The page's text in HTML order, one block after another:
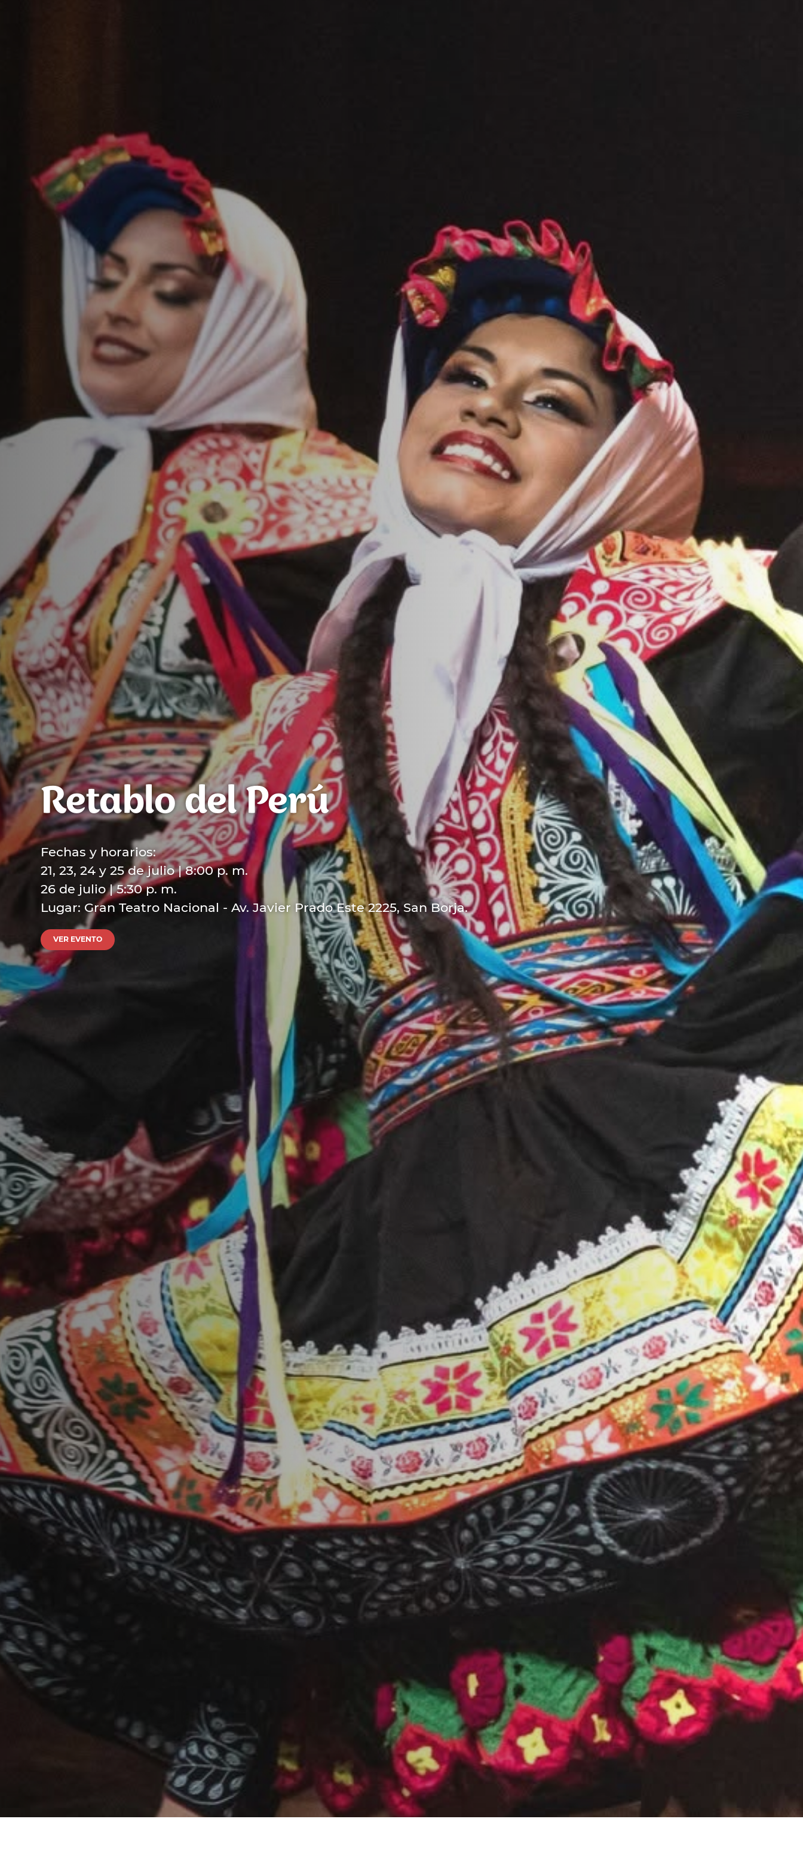
Retablo del Perú
Fechas y horarios:
21, 23, 24 y 25 de julio | 8:00 p. m.
26 de julio | 5:30 p. m.
Lugar: Gran Teatro Nacional - Av. Javier Prado Este 2225, San Borja.
VER EVENTO